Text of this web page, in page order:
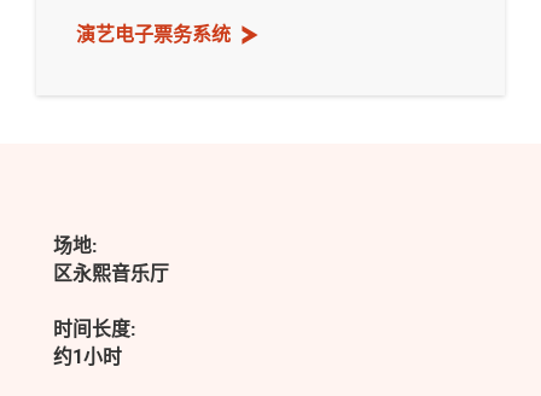
演艺电子票务系统
场地:
区永熙音乐厅
时间长度:
约1小时